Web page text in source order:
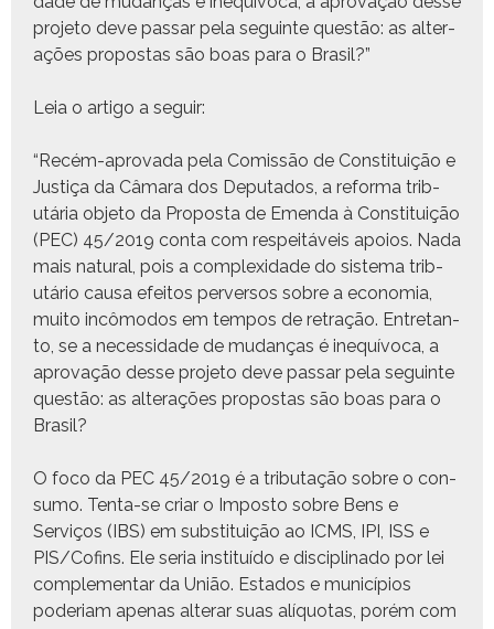
pro­je­to deve pas­sar pela seguinte questão: as alter­
ações pro­postas são boas para o Brasil?”
Leia o arti­go a seguir:
“Recém-aprova­da pela Comis­são de Con­sti­tu­ição e
Justiça da Câmara dos Dep­uta­dos, a refor­ma trib­
utária obje­to da Pro­pos­ta de Emen­da à Con­sti­tu­ição
(PEC) 45/2019 con­ta com respeitáveis apoios. Nada
mais nat­ur­al, pois a com­plex­i­dade do sis­tema trib­
utário causa efeitos per­ver­sos sobre a econo­mia,
muito incô­mo­d­os em tem­pos de retração. Entre­tan­
to, se a neces­si­dade de mudanças é inequívo­ca, a
aprovação desse pro­je­to deve pas­sar pela seguinte
questão: as alter­ações pro­postas são boas para o
Brasil?
O foco da PEC 45/2019 é a trib­u­tação sobre o con­
sumo. Ten­ta-se cri­ar o Impos­to sobre Bens e
Serviços (IBS) em sub­sti­tu­ição ao ICMS, IPI, ISS e
PIS/Cofins. Ele seria insti­tuí­do e dis­ci­plina­do por lei
com­ple­men­tar da União. Esta­dos e municí­pios
pode­ri­am ape­nas alter­ar suas alíquo­tas, porém com